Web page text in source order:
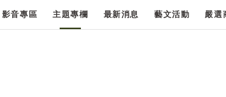
影音專區 主題專欄 最新消息 藝文活動 嚴選